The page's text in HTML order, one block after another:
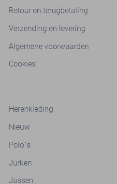
Retour en terugbetaling
Verzending en levering
Algemene voorwaarden
Cookies
Herenkleding
Nieuw
Polo`s
Jurken
Jassen